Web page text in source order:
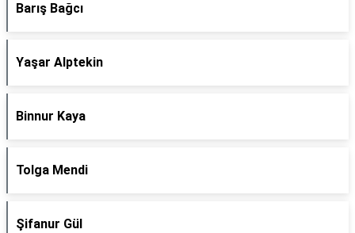
Barış Bağcı
Yaşar Alptekin
Binnur Kaya
Tolga Mendi
Şifanur Gül